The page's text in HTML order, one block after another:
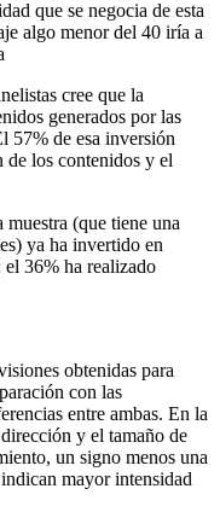
que se negocia de esta
algo menor del 40 iría a
cree que la
generados por las
57% de esa inversión
los contenidos y el
(que tiene una
ya ha invertido en
36% ha realizado
obtenidas para
con las
entre ambas. En la
y el tamaño de
un signo menos una
mayor intensidad